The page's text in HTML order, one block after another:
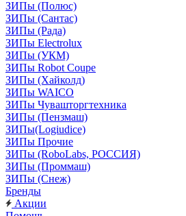
ЗИПы (Полюс)
ЗИПы (Сантас)
ЗИПы (Рада)
ЗИПы Electrolux
ЗИПы (УКМ)
ЗИПы Robot Coupe
ЗИПы (Хайколд)
ЗИПы WAICO
ЗИПы Чувашторгтехника
ЗИПы (Пензмаш)
ЗИПы(Logiudice)
ЗИПы Прочие
ЗИПы (RoboLabs, РОССИЯ)
ЗИПы (Проммаш)
ЗИПы (Снеж)
Бренды
Акции